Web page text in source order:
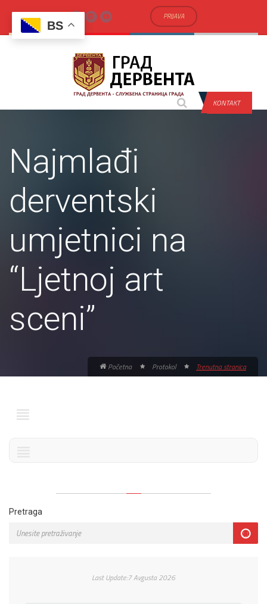
PRIJAVA
KONTAKT
Najmlađi
derventski
umjetnici na
“Ljetnoj art
sceni”
Početna Protokol Trenutna stranica
Pretraga
Last Update:7 Avgusta 2026
BS